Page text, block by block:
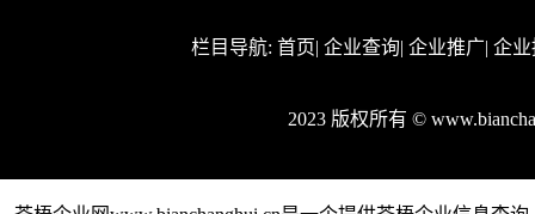
栏目导航: 首页| 企业查询| 企业推广| 企
2023 版权所有 ©